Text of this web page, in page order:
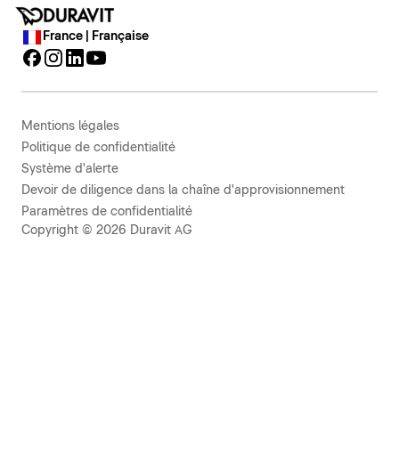
France | Française
Mentions légales
Politique de confidentialité
Système d'alerte
Devoir de diligence dans la chaîne d'approvisionnement
Paramètres de confidentialité
Copyright © 2026 Duravit AG